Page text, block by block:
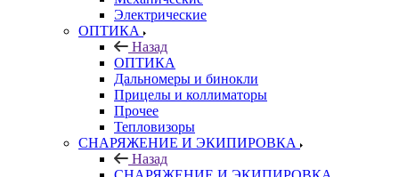
Электрические
ОПТИКА
Назад
ОПТИКА
Дальномеры и бинокли
Прицелы и коллиматоры
Прочее
Тепловизоры
СНАРЯЖЕНИЕ И ЭКИПИРОВКА
Назад